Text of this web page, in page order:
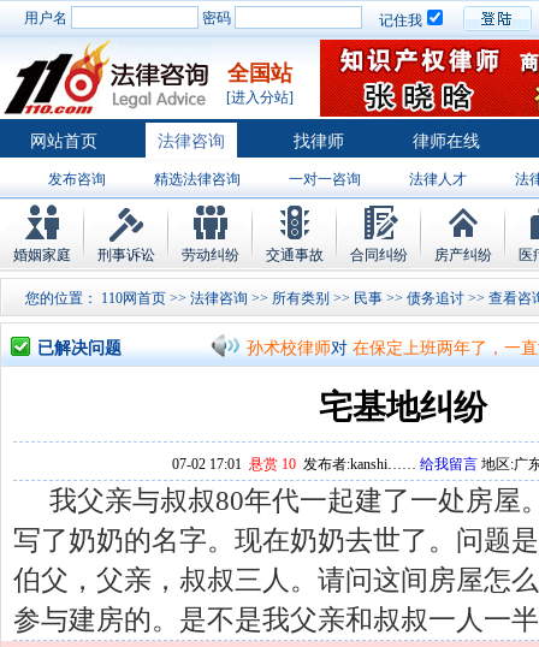
用户名 密码 记住我
全国站
[进入分站]
网站首页 法律咨询 找律师 律师在线
发布咨询 精选法律咨询 一对一咨询 法律人才 法
律师排行
婚姻家庭 刑事诉讼 劳动纠纷 交通事故 合同纠纷 房产纠纷 医
您的位置： 110网首页 >> 法律咨询 >> 所有类别 >> 民事 >> 债务追讨 >>
已解决问题
孙术校律师 将满19周岁，偷了一部
孙术校律师 对 邻居房基地侵权，中院
孙术校律师对 在保定上班两年了，一
孙术校律师对 你好，我2016年离的婚
孙术校律师对我是男方，离婚了，孩
孙术校律师对民事诉讼法院指定的举
孙术校律师对离婚法律怎么判？有一
宅基地纠纷
07-02 17:01 悬赏 10发布者:kanshi…… 给我留言地区:广
我父亲与叔叔80年代一起建了一处房屋
写了奶奶的名字。现在奶奶去世了。问题
伯父，父亲，叔叔三人。请问这间房屋怎
参与建房的。是不是我父亲和叔叔一人一半